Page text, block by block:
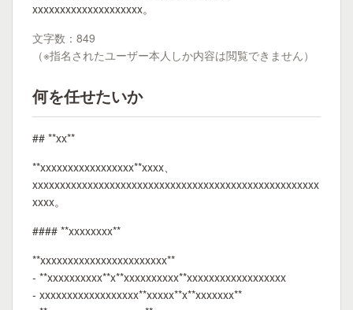
xxxxxxxxxxxxxxxxxxxx。
文字数：849
（※指名されたユーザー本人しか内容は閲覧できません）
何を任せたいか
## **xx**
**xxxxxxxxxxxxxxxxx**xxxx、
xxxxxxxxxxxxxxxxxxxxxxxxxxxxxxxxxxxxxxxxxxxxxxxxxxxx
xxxx。
#### **xxxxxxxx**
**xxxxxxxxxxxxxxxxxxxxxxx**
- **xxxxxxxxxx**x**xxxxxxxxxx**xxxxxxxxxxxxxxxxxx
- xxxxxxxxxxxxxxxxxx**xxxxx**x**xxxxxxx**